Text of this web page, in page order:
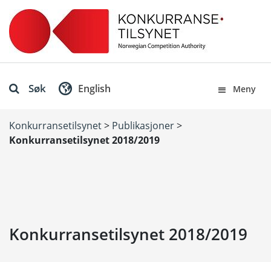
Søk Meny
English
Konkurransetilsynet> Publikasjoner>
Konkurransetilsynet 2018/2019
Konkurransetilsynet 2018/2019